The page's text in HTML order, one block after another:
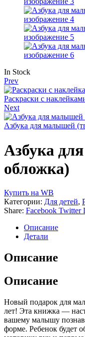
Availability:
In Stock
Prev
Раскраски с
Next
Азбука для малышей
Азбука
обложка)
Купить на WB
Категории: Для детей,
Share: Facebook Twitter
Описание
Детали
Описание
Описание
Новый подарок для
лет! Эта книжка —
вашему малышу
форме. Ребенок будет